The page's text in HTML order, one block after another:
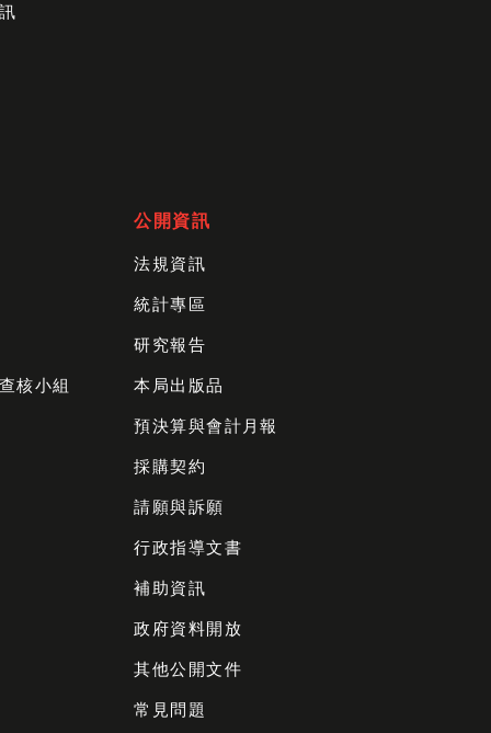
核小組
公開資訊
法規資訊
統計專區
研究報告
本局出版品
預決算與會計月報
採購契約
請願與訴願
行政指導文書
補助資訊
政府資料開放
其他公開文件
常見問題